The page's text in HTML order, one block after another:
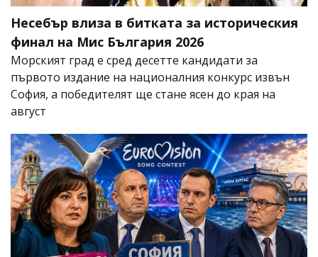
Несебър влиза в битката за историческия
финал на Мис България 2026
Морският град е сред десетте кандидати за
първото издание на националния конкурс извън
София, а победителят ще стане ясен до края на
август